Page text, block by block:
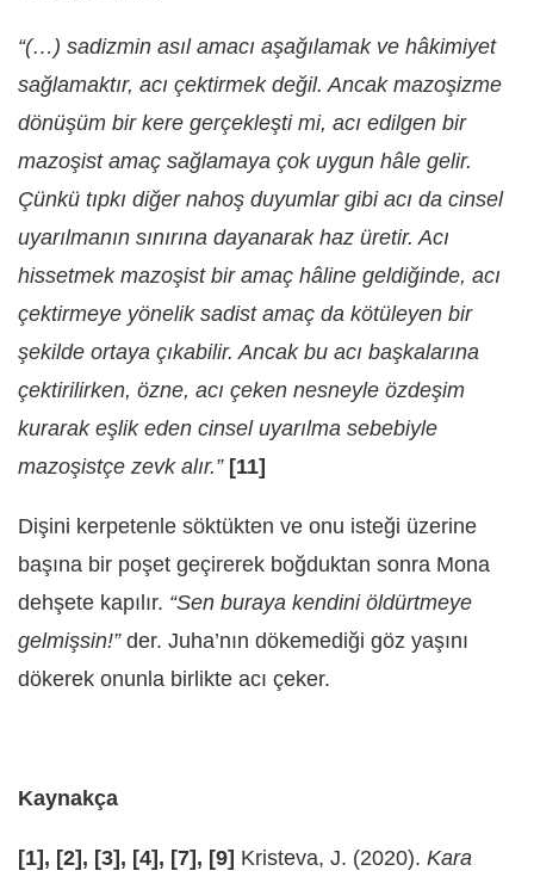
“(…) sadizmin asıl amacı aşağılamak ve hâkimiyet
sağlamaktır, acı çektirmek değil. Ancak mazoşizme
dönüşüm bir kere gerçekleşti mi, acı edilgen bir
mazoşist amaç sağlamaya çok uygun hâle gelir.
Çünkü tıpkı diğer nahoş duyumlar gibi acı da cinsel
uyarılmanın sınırına dayanarak haz üretir. Acı
hissetmek mazoşist bir amaç hâline geldiğinde, acı
çektirmeye yönelik sadist amaç da kötüleyen bir
şekilde ortaya çıkabilir. Ancak bu acı başkalarına
çektirilirken, özne, acı çeken nesneyle özdeşim
kurarak eşlik eden cinsel uyarılma sebebiyle
mazoşistçe zevk alır.” [11]
Dişini kerpetenle söktükten ve onu isteği üzerine
başına bir poşet geçirerek boğduktan sonra Mona
dehşete kapılır. “Sen buraya kendini öldürtmeye
gelmişsin!”der. Juha’nın dökemediği göz yaşını
dökerek onunla birlikte acı çeker.
Kaynakça
[1], [2], [3], [4], [7], [9] Kristeva, J. (2020). Kara